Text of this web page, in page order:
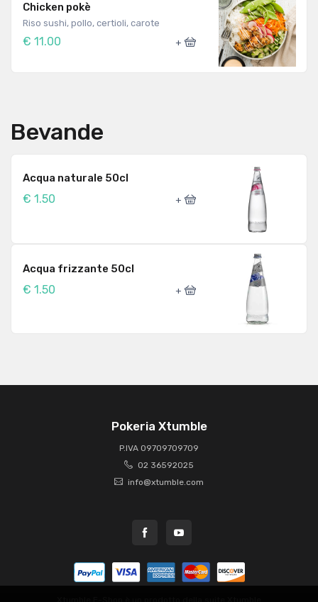
Chicken pokè
Riso sushi, pollo, certioli, carote
€ 11.00 +
Bevande
Acqua naturale 50cl
€ 1.50 +
Acqua frizzante 50cl
€ 1.50 +
Pokeria Xtumble
P.IVA 09709709709
02 36592025
info@xtumble.com